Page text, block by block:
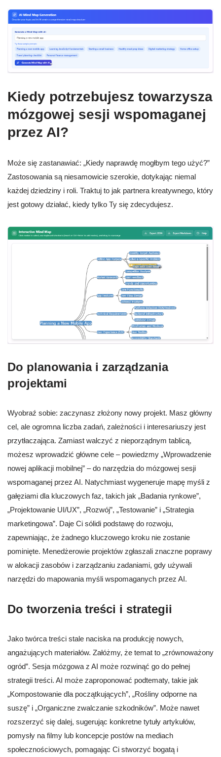
Kiedy potrzebujesz towarzysza
mózgowej sesji wspomaganej
przez AI?
Może się zastanawiać: „Kiedy naprawdę mogłbym tego użyć?”
Zastosowania są niesamowicie szerokie, dotykając niemal
każdej dziedziny i roli. Traktuj to jak partnera kreatywnego, który
jest gotowy działać, kiedy tylko Ty się zdecydujesz.
Do planowania i zarządzania
projektami
Wyobraź sobie: zaczynasz złożony nowy projekt. Masz główny
cel, ale ogromna liczba zadań, zależności i interesariuszy jest
przytłaczająca. Zamiast walczyć z nieporządnym tablicą,
możesz wprowadzić główne cele – powiedzmy „Wprowadzenie
nowej aplikacji mobilnej” – do narzędzia do mózgowej sesji
wspomaganej przez AI. Natychmiast wygeneruje mapę myśli z
gałęziami dla kluczowych faz, takich jak „Badania rynkowe”,
„Projektowanie UI/UX”, „Rozwój”, „Testowanie” i „Strategia
marketingowa”. Daje Ci sólidi podstawę do rozwoju,
zapewniając, że żadnego kluczowego kroku nie zostanie
pominięte. Menedżerowie projektów zgłaszali znaczne poprawy
w alokacji zasobów i zarządzaniu zadaniami, gdy używali
narzędzi do mapowania myśli wspomaganych przez AI.
Do tworzenia treści i strategii
Jako twórca treści stale naciska na produkcję nowych,
angażujących materiałów. Załóżmy, że temat to „zrównoważony
ogród”. Sesja mózgowa z AI może rozwinąć go do pełnej
strategii treści. AI może zaproponować podtematy, takie jak
„Kompostowanie dla początkujących”, „Rośliny odporne na
suszę” i „Organiczne zwalczanie szkodników”. Może nawet
rozszerzyć się dalej, sugerując konkretne tytuły artykułów,
pomysły na filmy lub koncepcje postów na mediach
społecznościowych, pomagając Ci stworzyć bogatą i